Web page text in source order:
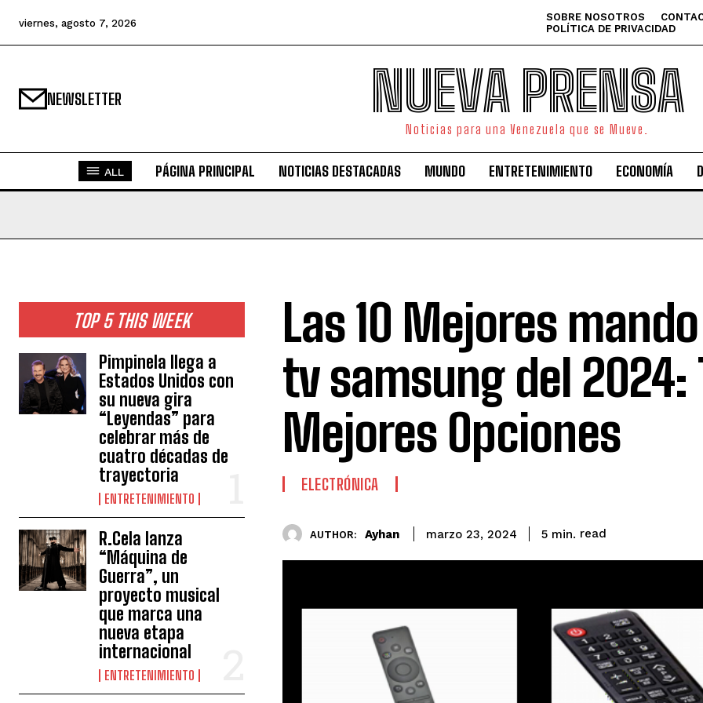
viernes, agosto 7, 2026 SOBRE NOSOTROS
POLÍTICA DE PRIVACIDAD
NEWSLETTER NUEVA PRENSA
Noticias para una Venezuela que se Mueve.
ALL PÁGINA PRINCIPAL NOTICIAS DESTACADAS MUNDO ENTRETENIMIENTO ECONOMÍA
TOP 5 THIS WEEK
Pimpinela llega a
Estados Unidos con
su nueva gira
“Leyendas” para
celebrar más de
cuatro décadas de
trayectoria
ENTRETENIMIENTO
R.Cela lanza
“Máquina de
Guerra”, un
proyecto musical
que marca una
nueva etapa
internacional
ENTRETENIMIENTO
Las 10 Mejores
tv samsung del 2024:
Mejores Opciones
ELECTRÓNICA
AUTHOR: Ayhan marzo 23, 2024 5 min. read